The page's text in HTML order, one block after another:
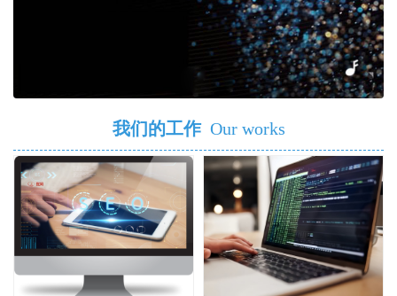
我们的工作 Our works